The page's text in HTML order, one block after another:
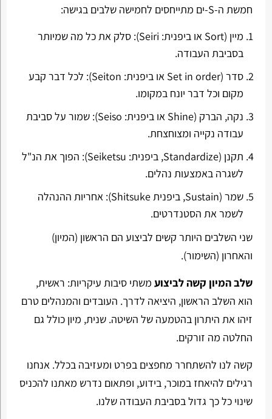
חמשת ה-S-ים מתייחסים לחמישה שלבים בגישה:
מיין (Sort או ביפנית: Seiri): סלק את כל מה שמיותר
בסביבת העבודה.
סדר (Set in order או ביפנית: Seiton): לכל דבר קבע
מקום וכל דבר יונח במקומו.
נקה, הברק (Shine או ביפנית: Seiso): שמור על סביבת
עבודה נקייה ומצוחצחת.
תקנן (Standardize, ביפנית: Seiketsu): הפוך את הנ"ל
לשגרה באמצעות נהלים.
שמר (Sustain, ביפניתShitsuke): אחריות ההנהלה
לשמר את הסטנדרטים.
שני השלבים היותר קשים לביצוע הם הראשון (המיון)
והאחרון (השימור).
שלב המיון קשה לביצועמשתי סיבות עיקריות: ראשית,
הוא השלב הראשון, היציאה לדרך. העובדים והמנהלים טרם
זיהו את היתרון בהטמעה של השיטה. שנית, מיון כולל גם
החלטה מה זורקים.
קשה לנו להשתחרר מחפצים בפרט ומעזיבה בכלל. אנחנו
רגילים להיאחז במוכר, בידוע, ופתאום נדרש מאתנו להכניס
שינוי כל כך גדול בסביבת העבודה שלנו.